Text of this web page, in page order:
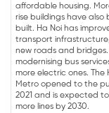
affordable housing.
rise buildings have also
built. Ha Noi has
transport
new roads and bridges.
modernising bus
more electric ones. The
Metro opened to the
2021 and is expected
more lines by 2030.